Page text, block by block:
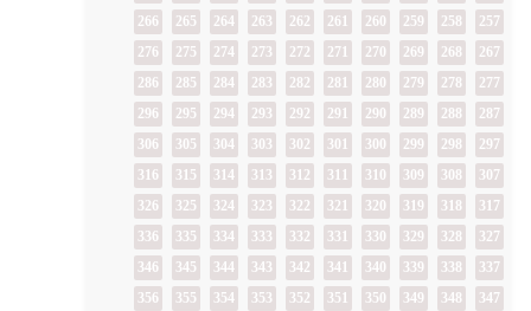
257
258
259
260
261
262
263
264
265
266
267
268
269
270
271
272
273
274
275
276
277
278
279
280
281
282
283
284
285
286
287
288
289
290
291
292
293
294
295
296
297
298
299
300
301
302
303
304
305
306
307
308
309
310
311
312
313
314
315
316
317
318
319
320
321
322
323
324
325
326
327
328
329
330
331
332
333
334
335
336
337
338
339
340
341
342
343
344
345
346
347
348
349
350
351
352
353
354
355
356